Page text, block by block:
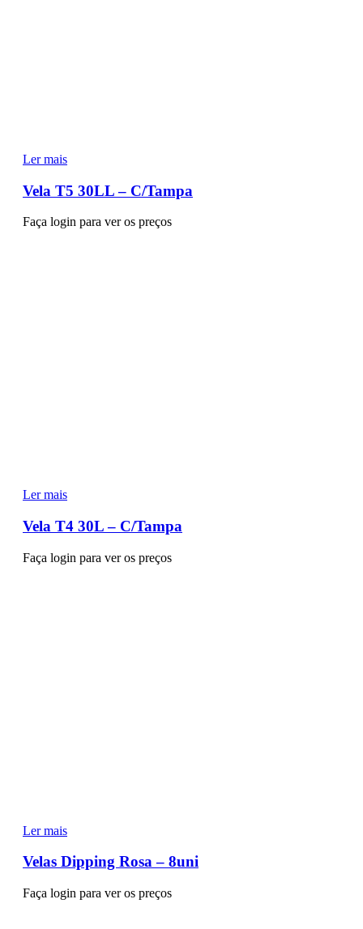
Ler mais
Vela T5 30LL – C/Tampa
Faça login para ver os preços
Ler mais
Vela T4 30L – C/Tampa
Faça login para ver os preços
Ler mais
Velas Dipping Rosa – 8uni
Faça login para ver os preços